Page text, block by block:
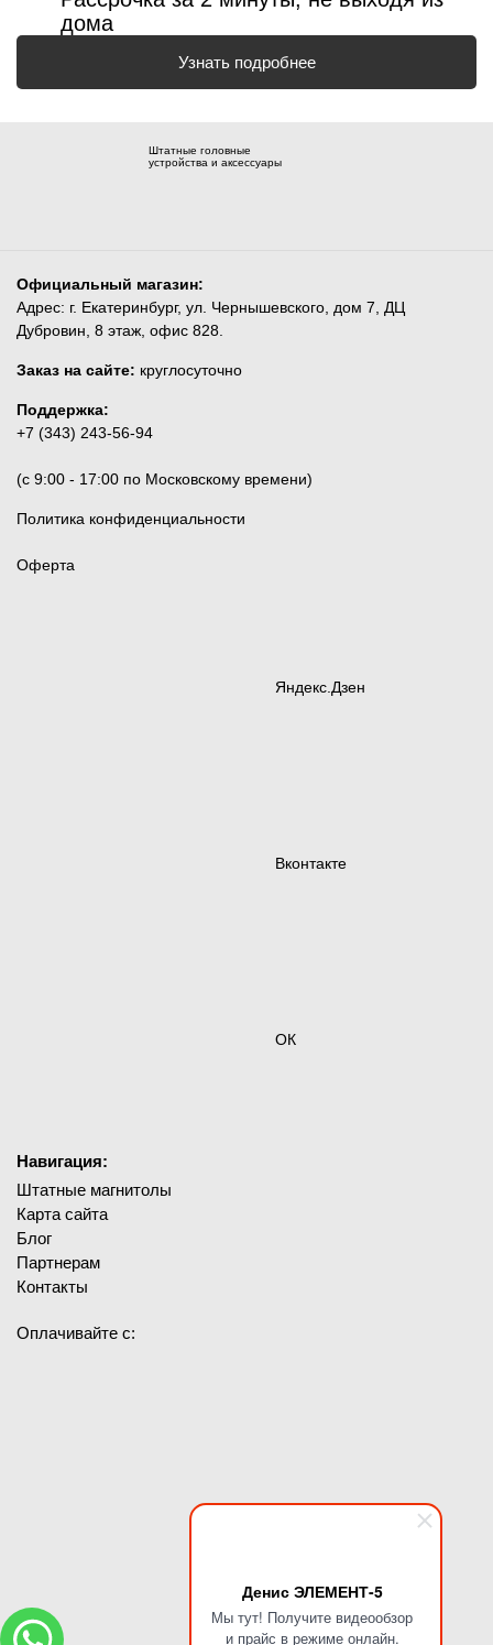
Денис ЭЛЕМЕНТ-5
Мы тут! Получите видеообзор
и прайс в режиме онлайн.
дома
Узнать подробнее
Штатные головные
устройства и аксессуары
Официальный магазин:
Адрес: г. Екатеринбург, ул. Чернышевского, дом 7, ДЦ
Дубровин, 8 этаж, офис 828.
Заказ на сайте: круглосуточно
Поддержка:
+7 (343) 243-56-94
(c 9:00 - 17:00 по Московскому времени)
Политика конфиденциальности
Оферта
Яндекс.Дзен
Вконтакте
ОК
Навигация:
Штатные магнитолы
Карта сайта
Блог
Партнерам
Контакты
Оплачивайте с: